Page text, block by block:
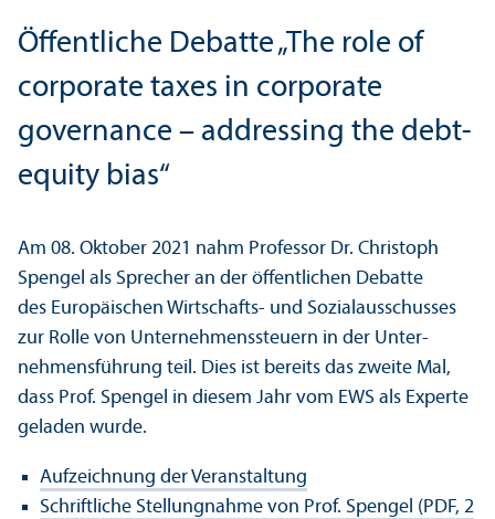
Öffentliche Debatte „The role of
corporate taxes in corporate
governance – addressing the debt-
equity bias“
Am 08. Oktober 2021 nahm Professor Dr. Christoph
Spengel als Sprecher an der öffentlichen Debatte
des Europäischen Wirtschafts- und Sozial­ausschusses
zur Rolle von Unter­nehmens­steuern in der Unter­
nehmens­führung teil. Dies ist bereits das zweite Mal,
dass Prof. Spengel in diesem Jahr vom EWS als Experte
geladen wurde.
Aufzeichnung der Veranstaltung
Schriftliche Stellungnahme von Prof. Spengel (PDF, 2